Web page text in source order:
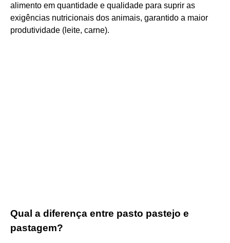
alimento em quantidade e qualidade para suprir as
exigências nutricionais dos animais, garantido a maior
produtividade (leite, carne).
Qual a diferença entre pasto pastejo e
pastagem?